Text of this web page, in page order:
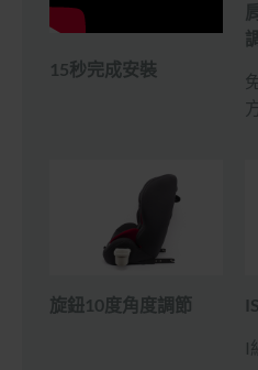
15秒完成安裝
旋鈕10度角度調節
I